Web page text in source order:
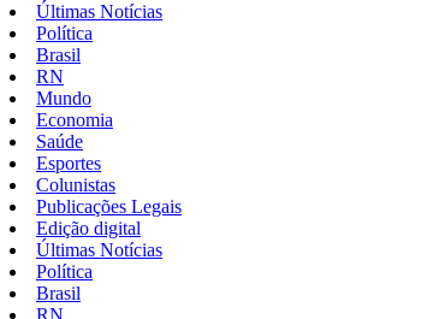
Últimas Notícias
Política
Brasil
RN
Mundo
Economia
Saúde
Esportes
Colunistas
Publicações Legais
Edição digital
Últimas Notícias
Política
Brasil
RN